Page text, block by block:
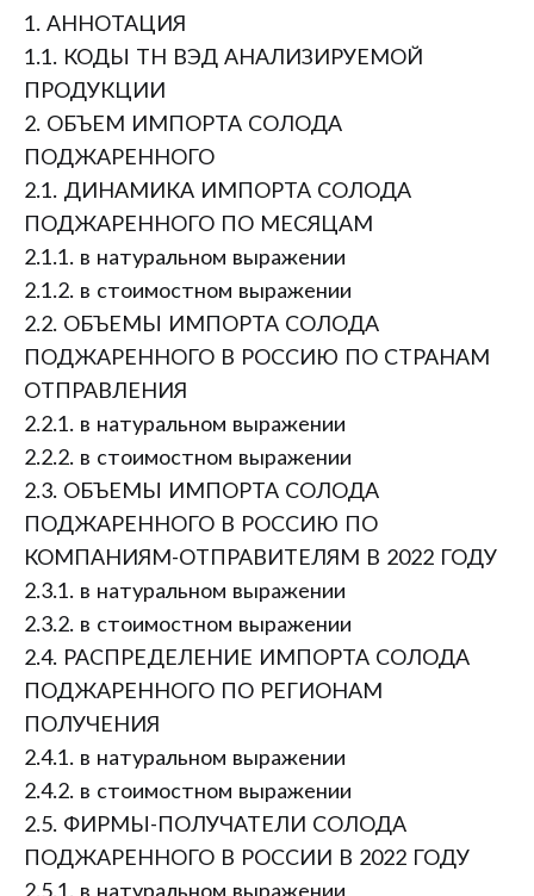
1. АННОТАЦИЯ
1.1. КОДЫ ТН ВЭД АНАЛИЗИРУЕМОЙ
ПРОДУКЦИИ
2. ОБЪЕМ ИМПОРТА СОЛОДА
ПОДЖАРЕННОГО
2.1. ДИНАМИКА ИМПОРТА СОЛОДА
ПОДЖАРЕННОГО ПО МЕСЯЦАМ
2.1.1. в натуральном выражении
2.1.2. в стоимостном выражении
2.2. ОБЪЕМЫ ИМПОРТА СОЛОДА
ПОДЖАРЕННОГО В РОССИЮ ПО СТРАНАМ
ОТПРАВЛЕНИЯ
2.2.1. в натуральном выражении
2.2.2. в стоимостном выражении
2.3. ОБЪЕМЫ ИМПОРТА СОЛОДА
ПОДЖАРЕННОГО В РОССИЮ ПО
КОМПАНИЯМ-ОТПРАВИТЕЛЯМ В 2022 ГОДУ
2.3.1. в натуральном выражении
2.3.2. в стоимостном выражении
2.4. РАСПРЕДЕЛЕНИЕ ИМПОРТА СОЛОДА
ПОДЖАРЕННОГО ПО РЕГИОНАМ
ПОЛУЧЕНИЯ
2.4.1. в натуральном выражении
2.4.2. в стоимостном выражении
2.5. ФИРМЫ-ПОЛУЧАТЕЛИ СОЛОДА
ПОДЖАРЕННОГО В РОССИИ В 2022 ГОДУ